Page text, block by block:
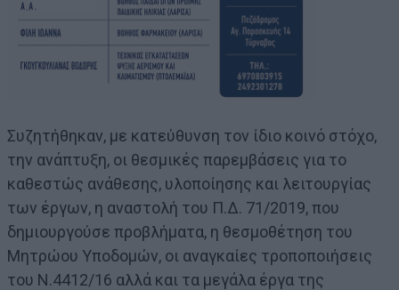
Συζητήθηκαν, με κατεύθυνση τον ίδιο κοινό στόχο,
την ανάπτυξη, οι θεσμικές παρεμβάσεις για το
καθεστώς ανάθεσης, υλοποίησης και λειτουργίας
των έργων, η αναστολή του Π.Δ. 71/2019, που
δημιουργούσε προβλήματα, η θεσμοθέτηση του
Μητρώου Υποδομών, οι αναγκαίες τροποποιήσεις
του Ν.4412/16 αλλά και τα μεγάλα έργα της